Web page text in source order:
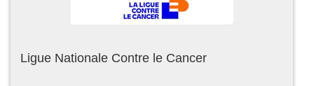
Ligue Nationale Contre le Cancer